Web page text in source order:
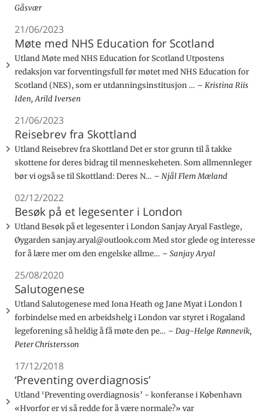
Gåsvær
21/06/2023
Møte med NHS Education for Scotland
Utland Møte med NHS Education for Scotland Utpostens
redaksjon var forventingsfull før møtet med NHS Education for
Scotland (NES), som er utdanningsinstitusjon …
Kristina Riis
Iden, Arild Iversen
21/06/2023
Reisebrev fra Skottland
Utland Reisebrev fra Skottland Det er stor grunn til å takke
skottene for deres bidrag til menneskeheten. Som allmennleger
bør vi også se til Skottland: Deres N…
Njål Flem Mæland
02/12/2022
Besøk på et legesenter i London
Utland Besøk på et legesenter i London Sanjay Aryal Fastlege,
Øygarden sanjay.aryal@outlook.com Med stor glede og interesse
for å lære mer om den engelske allme…
Sanjay Aryal
25/08/2020
Salutogenese
Utland Salutogenese med Iona Heath og Jane Myat i London I
forbindelse med en arbeidshelg i London var styret i Rogaland
legeforening så heldig å få møte den pe…
Dag-Helge Rønnevik,
Peter Christersson
17/12/2018
‘Preventing overdiagnosis’
Utland ‘Preventing overdiagnosis’ - konferanse i København
«Hvorfor er vi så redde for å være normale?» var